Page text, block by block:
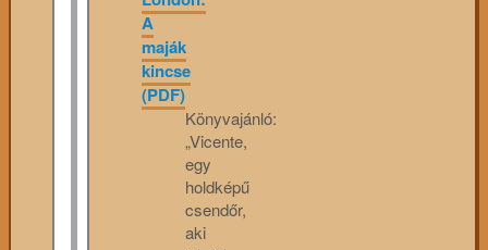
A
maják
kincse
(PDF)
Könyvajánló:
„Vicente,
egy
holdképű
csendőr,
aki